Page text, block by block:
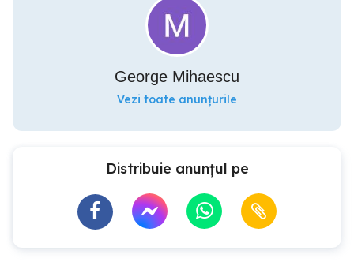
George Mihaescu
Vezi toate anunțurile
Distribuie anunțul pe